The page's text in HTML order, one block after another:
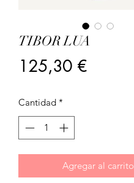
TIBOR LUA
125,30 €Precio
Cantidad *
Agregar al carrito